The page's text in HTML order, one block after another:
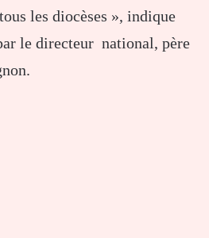
les diocèses », indique
le directeur national, père